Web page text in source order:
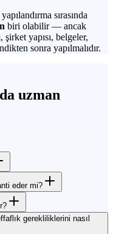
sırasında
biri olabilir — ancak
şirket yapısı, belgeler,
sonra yapılmalıdır.
uzman
eder mi?
gerekliliklerini nasıl